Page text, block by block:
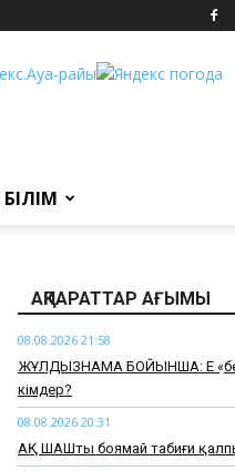
БІЛІМ
АҚПАРАТТАР АҒЫМЫ
08.08.2026 21:58
ЖҰЛДЫЗНАМА БОЙЫНША: Ең
кімдер?
08.08.2026 20:31
АҚ ШАШты боямай табиғи